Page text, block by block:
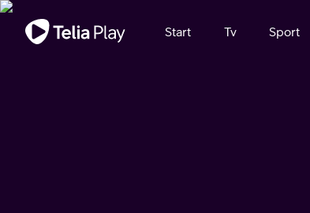
Viktigt meddelande
Start Tv Sport